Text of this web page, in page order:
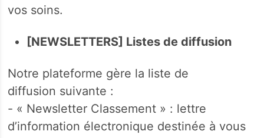
vos soins.
[NEWSLETTERS] Listes de diffusion
Notre plateforme gère la liste de
diffusion suivante :
- « Newsletter Classement » : lettre
d’information électronique destinée à vous